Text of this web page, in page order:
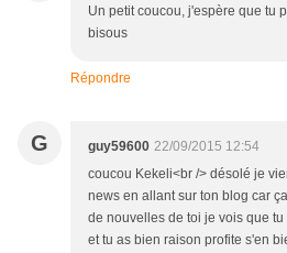
Un petit coucou, j'espère que tu
bisous
Répondre
G guy59600 22/09/2015 12:54
coucou Kekeli<br /> désolé je
news en allant sur ton blog car
de nouvelles de toi je vois que
et tu as bien raison profite s'en